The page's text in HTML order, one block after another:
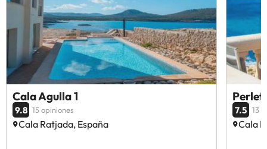
Cala Agulla 1
9.8 15 opiniones
Cala Ratjada, España
7.5 13
Cala